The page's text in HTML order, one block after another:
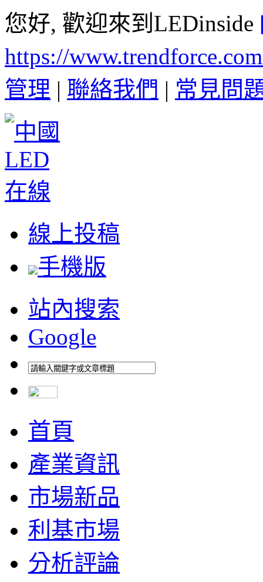
您好, 歡迎來到LEDinside
https://
管理 | 聯絡我們 | 常見問
線上投稿
手機版
站內搜索
Google
首頁
產業資訊
市場新品
利基市場
分析評論